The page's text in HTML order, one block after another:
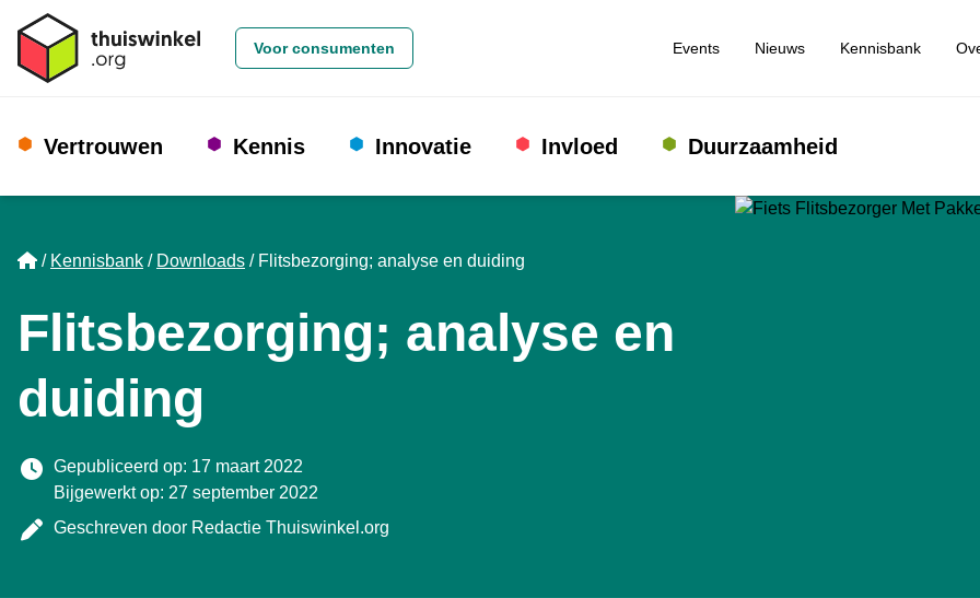
Voor consumenten Events Nieuws Kennisbank
Vertrouwen Kennis Innovatie Invloed Duurzaamheid
Home
Kennisbank Downloads Flitsbezorging; analyse en duiding
Flitsbezorging; analyse en
duiding
Gepubliceerd op: 17 maart 2022
Bijgewerkt op: 27 september 2022
Geschreven door Redactie Thuiswinkel.org